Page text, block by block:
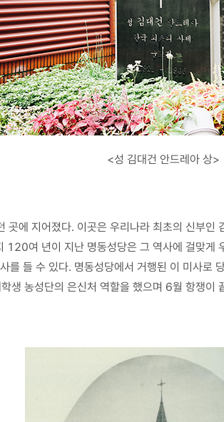
<성 김대건 안드레아 상>
곳에 지어졌다. 이곳은 우리나라 최초의 신부
120여 년이 지난 명동성당은 그 역사에 걸맞
들 수 있다. 명동성당에서 거행된 이 미사로
생 농성단의 은신처 역할을 했으며 6월 항쟁이